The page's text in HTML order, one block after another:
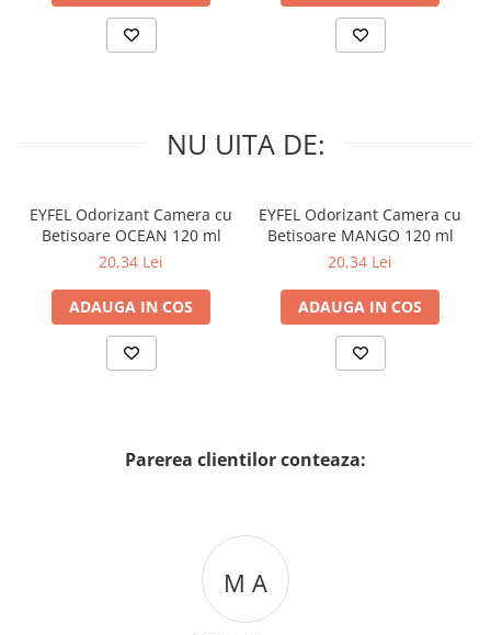
NU UITA DE:
EYFEL Odorizant Camera cu
Betisoare OCEAN 120 ml
20,34 Lei
ADAUGA IN COS
EYFEL Odorizant Camera cu
Betisoare MANGO 120 ml
20,34 Lei
ADAUGA IN COS
Parerea clientilor conteaza:
M A